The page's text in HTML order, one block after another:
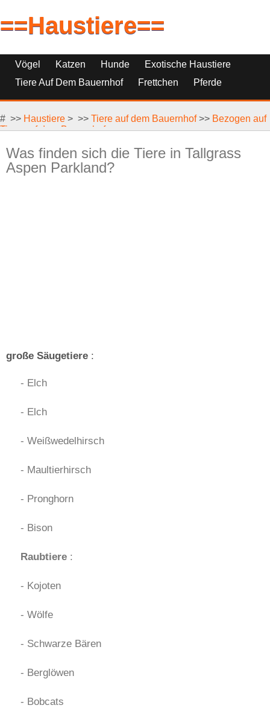
==Haustiere==
Vögel Katzen Hunde
Exotische Haustiere
Tiere Auf Dem Bauernhof
Frettchen
Pferde
Haustierfische
Haustierersatz
Reptilien, Nagetiere Und Kleintiere
# >> Haustiere > >> Tiere auf dem Bauernhof>> Bezogen auf
Tiere auf dem Bauernhof
Was finden sich die Tiere in Tallgrass
Aspen Parkland?
große Säugetiere :
- Elch
- Elch
- Weißwedelhirsch
- Maultierhirsch
- Pronghorn
- Bison
Raubtiere :
- Kojoten
- Wölfe
- Schwarze Bären
- Berglöwen
- Bobcats